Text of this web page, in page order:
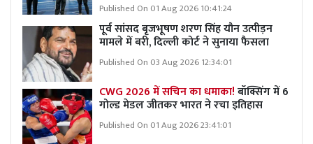
Published On 01 Aug 2026 10:41:24
पूर्व सांसद बृजभूषण शरण सिंह यौन उत्पीड़न
मामले में बरी, दिल्ली कोर्ट ने सुनाया फैसला
Published On 03 Aug 2026 12:34:01
CWG 2026 में सचिन का धमाका!बॉक्सिंग में 6
गोल्ड मेडल जीतकर भारत ने रचा इतिहास
Published On 01 Aug 2026 23:41:01